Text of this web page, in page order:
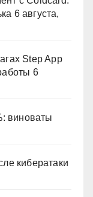
6 августа,
Step App
6
виноваты
кибератаки